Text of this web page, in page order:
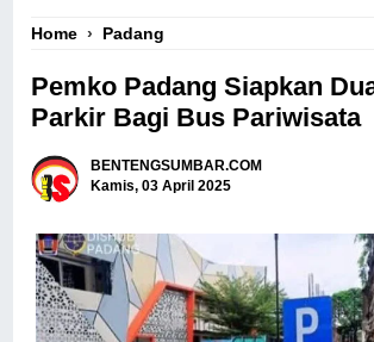
Home › Padang
Pemko Padang Siapkan
Parkir Bagi Bus Pariwisata
BENTENGSUMBAR.COM
Kamis, 03 April 2025